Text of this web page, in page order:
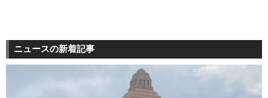
ニュースの新着記事